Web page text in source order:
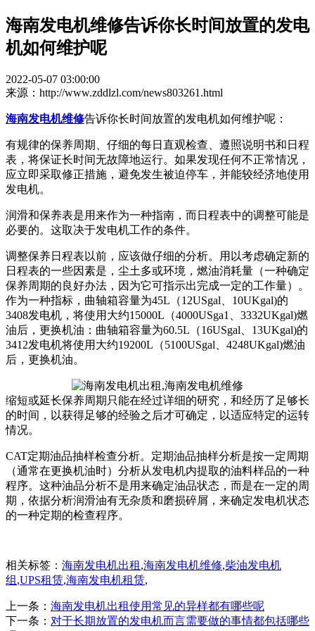
海南发电机维修告诉你长时间放置的发电
机如何维护呢
2022-05-07 03:00:00
来源：http://www.zddlzl.com/news803261.html
海南发电机维修告诉你长时间放置的发电机如何维护呢：
有规律的保养周期、仔细的每日直观检查、遵照说明书和日程
表，将保证长时间无故障地运行。如果发现任何不正常情况，
应立即采取修正措施，避免发生被迫停车，并能较经济地使用
发电机。
润滑和保养表是用来作为一种指南，而日程表中的调整可能是
必要的。这取决于发电机工作的条件。
调整保养日程表以前，应该做仔细的分析。用以考虑确定新的
日程表的一些因素是，尘土多或环境，燃油消耗量（一种确定
保养周期的良好办法，因为它可指示出完成一定的工作量）。
作为一种指标，曲轴箱容量为45L（12USgal、10UKgal)的
3408发电机，将使用大约15000L（4000USga1、3332UKgal)燃
油后，更换机油：曲轴箱容量为60.5L（16USgal、13UKgal)的
3412发电机将使用大约19200L（5100USgal、4248UKgal)燃油
后，更换机油。
缩短或延长保养周期只能在经过详细的研究，和经历了足够长
的时间，以获得足够的经验之后才可确定，以适应特定的运转
情况。
CAT定期油品抽样检查分析。定期油品抽样分析是按一定周期
（通常在更换机油时）分析从发电机内提取的油料样品的一种
程序。这种油品分析不是用来确定油品状态，而是在一定的周
期，依据分析润滑油有无杂质和磨损碎屑，来确定发电机状态
的一种定期的检查程序。
相关标签： 海南发电机出租 ,海南发电机维修,柴油发电机
组 ,UPS租赁,海南发电机租赁,
上一条： 海南发电机出租使用常见的异样都有哪些呢
下一条： 对于长期放置的发电机而言需要做的事情都包括哪些